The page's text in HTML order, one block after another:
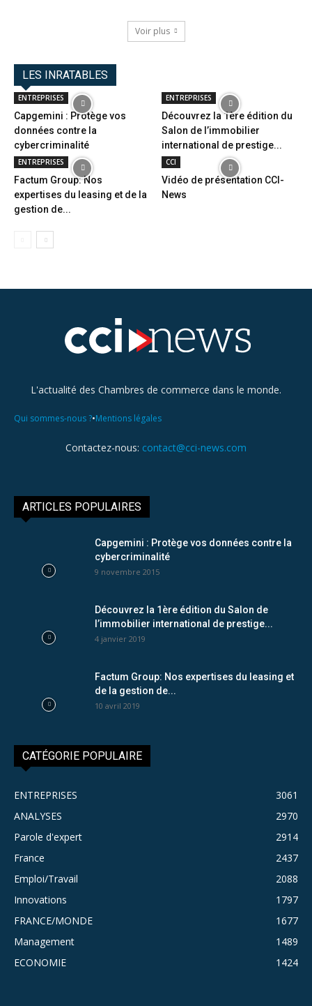
Voir plus
LES INRATABLES
ENTREPRISES
Capgemini : Protège vos
données contre la
cybercriminalité
ENTREPRISES
Découvrez la 1ère édition du
Salon de l’immobilier
international de prestige...
ENTREPRISES
Factum Group: Nos
expertises du leasing et de la
gestion de...
CCI
Vidéo de présentation CCI-
News
L'actualité des Chambres de commerce dans le monde.
Qui sommes-nous ?•Mentions légales
Contactez-nous: contact@cci-news.com
ARTICLES POPULAIRES
Capgemini : Protège vos données contre la
cybercriminalité
9 novembre 2015
Découvrez la 1ère édition du Salon de
l’immobilier international de prestige...
4 janvier 2019
Factum Group: Nos expertises du leasing et
de la gestion de...
10 avril 2019
CATÉGORIE POPULAIRE
ENTREPRISES
3061
ANALYSES
2970
Parole d'expert
2914
France
2437
Emploi/Travail
2088
Innovations
1797
FRANCE/MONDE
1677
Management
1489
ECONOMIE
1424